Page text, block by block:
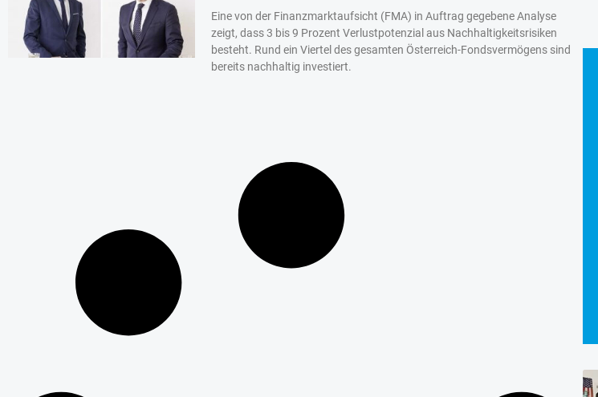
Eine von der Finanzmarktaufsicht (FMA) in Auftrag gegebene Analyse
zeigt, dass 3 bis 9 Prozent Verlustpotenzial aus Nachhaltigkeitsrisiken
besteht. Rund ein Viertel des gesamten Österreich-Fondsvermögens sind
bereits nachhaltig investiert.